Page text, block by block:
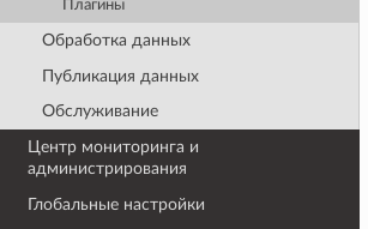
Плагины
Обработка данных
Публикация данных
Обслуживание
Центр мониторинга и
администрирования
Глобальные настройки